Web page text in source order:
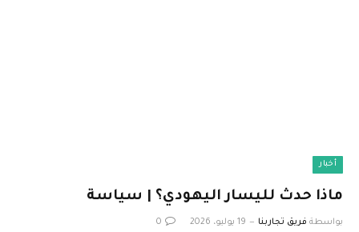
أخبار
ماذا حدث لليسار اليهودي؟ | سياسة
بواسطة فريق تجاربنا 19 يوليو، 2026 0